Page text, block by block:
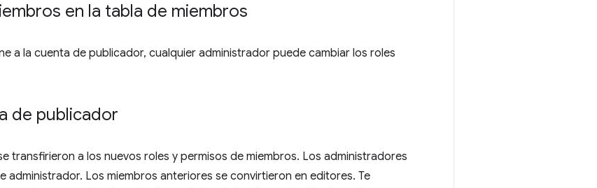
en la tabla de miembros
a la cuenta de publicador, cualquier administrador puede cambiar los roles
de publicador
transfirieron a los nuevos roles y permisos de miembros. Los administradores
administrador. Los miembros anteriores se convirtieron en editores. Te